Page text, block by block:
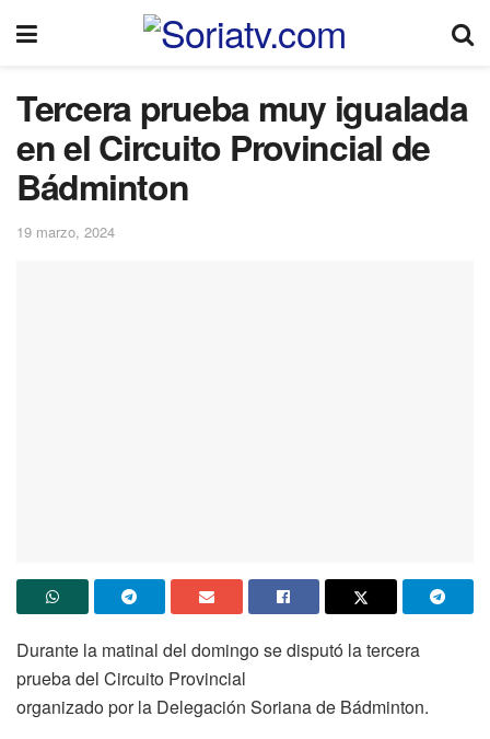
Tercera prueba muy igualada
en el Circuito Provincial de
Bádminton
19 marzo, 2024
Durante la matinal del domingo se disputó la tercera
prueba del Circuito Provincial
organizado por la Delegación Soriana de Bádminton.